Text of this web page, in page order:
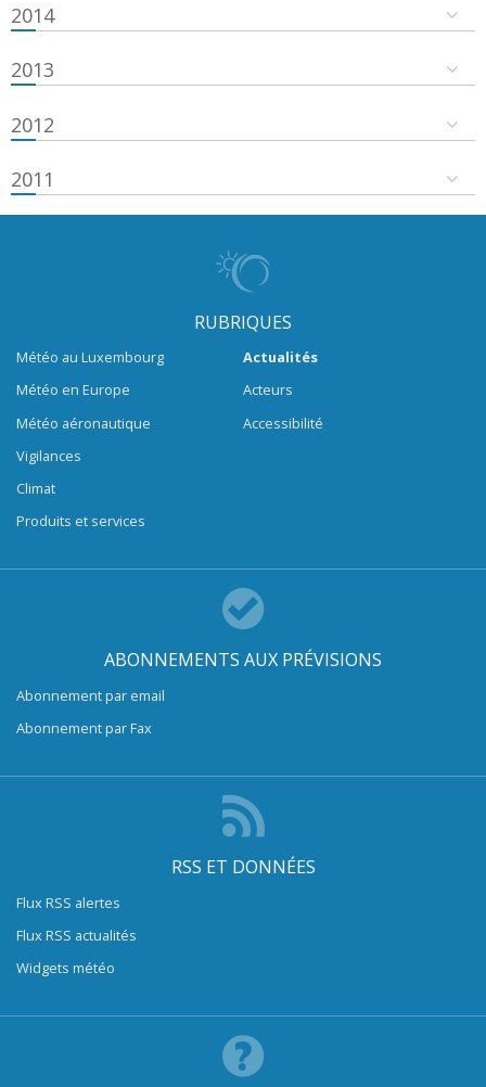
2014
2013
2012
2011
RUBRIQUES
Météo au Luxembourg
Météo en Europe
Météo aéronautique
Vigilances
Climat
Produits et services
Actualités
Acteurs
Accessibilité
ABONNEMENTS AUX PRÉVISIONS
Abonnement par email
Abonnement par Fax
RSS ET DONNÉES
Flux RSS alertes
Flux RSS actualités
Widgets météo